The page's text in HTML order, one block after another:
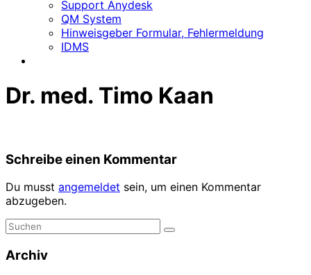
Support Anydesk
QM System
Hinweisgeber Formular, Fehlermeldung
IDMS
Dr. med. Timo Kaan
Schreibe einen Kommentar
Du musst angemeldet sein, um einen Kommentar
abzugeben.
Archiv